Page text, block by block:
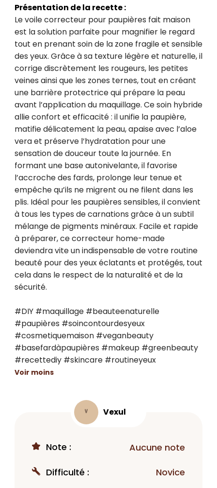
Présentation de la recette :
Le voile correcteur pour paupières fait maison
est la solution parfaite pour magnifier le regard
tout en prenant soin de la zone fragile et sensible
des yeux. Grâce à sa texture légère et naturelle, il
corrige discrètement les rougeurs, les petites
veines ainsi que les zones ternes, tout en créant
une barrière protectrice qui prépare la peau
avant l’application du maquillage. Ce soin hybride
allie confort et efficacité : il unifie la paupière,
matifie délicatement la peau, apaise avec l’aloe
vera et préserve l’hydratation pour une
sensation de douceur toute la journée. En
formant une base autonivelante, il favorise
l’accroche des fards, prolonge leur tenue et
empêche qu’ils ne migrent ou ne filent dans les
plis. Idéal pour les paupières sensibles, il convient
à tous les types de carnations grâce à un subtil
mélange de pigments minéraux. Facile et rapide
à préparer, ce correcteur home-made
deviendra vite un indispensable de votre routine
beauté pour des yeux éclatants et protégés, tout
cela dans le respect de la naturalité et de la
sécurité.
#DIY #maquillage #beauteenaturelle
#paupières #soincontourdesyeux
#cosmetiquemaison #veganbeauty
#basefardàpaupières #makeup #greenbeauty
#recettediy #skincare #routineyeux
Voir moins
V Vexul
Note : Aucune note
Difficulté : Novice